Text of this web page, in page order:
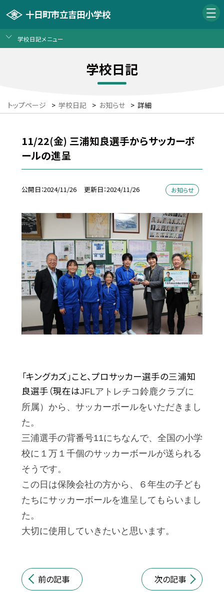
十日町市立吉田小学校
学校日記メニュー
学校日記
トップページ > 学校日記 > お知らせ > 詳細
11/22(金) 三浦知良選手からサッカーボ
ールの進呈
公開日 2024/11/26 更新日 2024/11/26 お知らせ
「キングカズ」こと、プロサッカー選手の三浦知
良選手（現在はJFLアトレチコ鈴鹿クラブに
所属）から、サッカーボールをいただきまし
た。
三浦選手の背番号11にちなんで、全国の小学
校に１万１千個のサッカーボールが送られる
そうです。
この日は保険会社の方から、６年生の子ども
たちにサッカーボールを進呈してもらいまし
た。
大切に使用していきたいと思います。
前の記事 次の記事